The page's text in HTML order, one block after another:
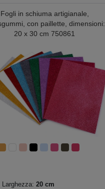
Fogli in schiuma artigianale,
con paillette, dimensioni:
20 x 30 cm 750861
Larghezza: 20 cm